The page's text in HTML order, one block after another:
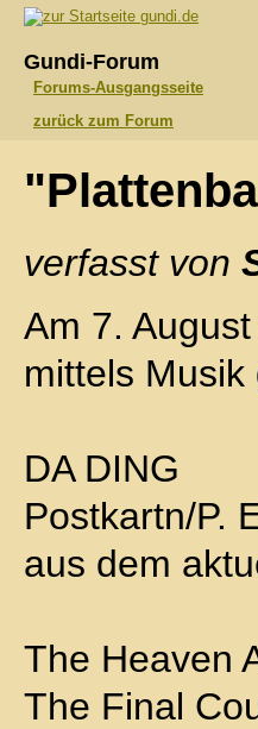
gundi.de
Gundi-Forum
Forums-Ausgangsseite
zurück zum Forum
verfasst von
Am 7.
mittels
DA DING
Postkartn/P.
aus dem
The Heaven
The Final